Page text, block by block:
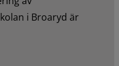
i Broaryd är